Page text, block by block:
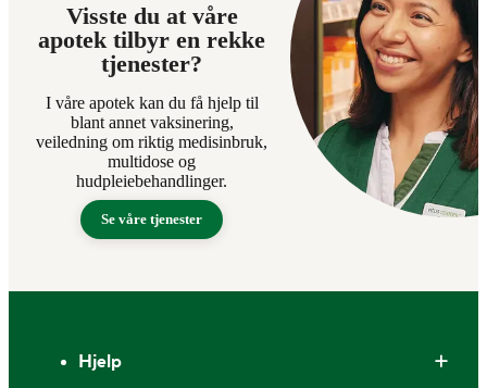
Visste du at våre
apotek tilbyr en rekke
tjenester?
I våre apotek kan du få hjelp til
blant annet vaksinering,
veiledning om riktig medisinbruk,
multidose og
hudpleiebehandlinger.
Se våre tjenester
Hjelp